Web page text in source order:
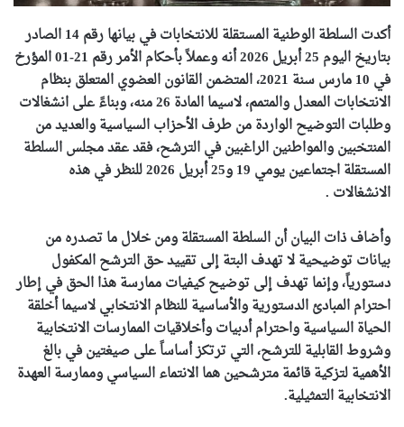
أكدت السلطة الوطنية المستقلة للانتخابات في بيانها رقم 14 الصادر
بتاريخ اليوم 25 أبريل 2026 أنه وعملاً بأحكام الأمر رقم 21-01 المؤرخ
في 10 مارس سنة 2021، المتضمن القانون العضوي المتعلق بنظام
الانتخابات المعدل والمتمم، لاسيما المادة 26 منه، وبناءً على انشغالات
وطلبات التوضيح الواردة من طرف الأحزاب السياسية والعديد من
المنتخبين والمواطنين الراغبين في الترشح، فقد عقد مجلس السلطة
المستقلة اجتماعين يومي 19 و25 أبريل 2026 للنظر في هذه
الانشغالات .
وأضاف ذات البيان أن السلطة المستقلة ومن خلال ما تصدره من
بيانات توضيحية لا تهدف البتة إلى تقييد حق الترشح المكفول
دستورياً، وإنما تهدف إلى توضيح كيفيات ممارسة هذا الحق في إطار
احترام المبادئ الدستورية والأساسية للنظام الانتخابي لاسيما أخلقة
الحياة السياسية واحترام أدبيات وأخلاقيات الممارسات الانتخابية
وشروط القابلية للترشح، التي ترتكز أساساً على صيغتين في بالغ
الأهمية لتزكية قائمة مترشحين هما الانتماء السياسي وممارسة العهدة
الانتخابية التمثيلية.